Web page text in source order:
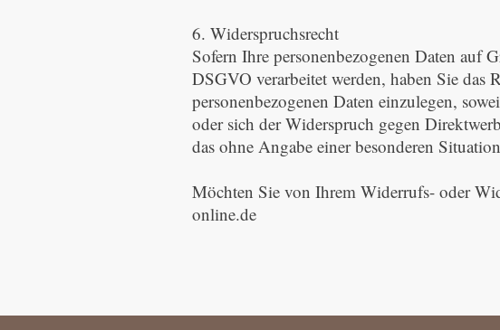
6. Widerspruchsrecht
Sofern Ihre personenbezogenen Daten auf
DSGVO verarbeitet werden, haben Sie
personenbezogenen Daten einzulegen,
oder sich der Widerspruch gegen
das ohne Angabe einer besonderen
Möchten Sie von Ihrem Widerrufs- oder
online.de